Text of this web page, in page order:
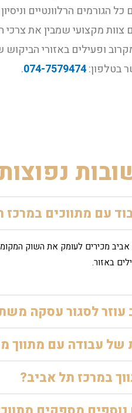
כל הגורמים הרלוונטיים
מקצועי שמבין את
ופעילים באזורי הביקוש
בטלפון:074-7579474
.
עם מתווכים במרכז
מכירים לעומק את השוק
באזור.
עוזר לסגור עסקה
של עבודה עם מתווך
במרכז תל אביב?